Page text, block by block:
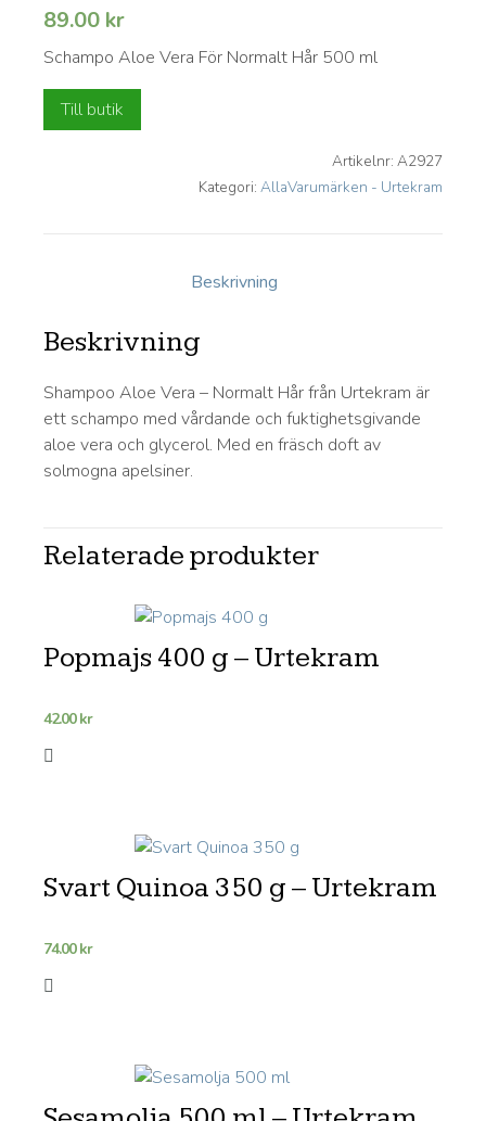
89.00 kr
Schampo Aloe Vera För Normalt Hår 500 ml
Till butik
Artikelnr: A2927
Kategori: AllaVarumärken - Urtekram
Beskrivning
Beskrivning
Shampoo Aloe Vera – Normalt Hår från Urtekram är
ett schampo med vårdande och fuktighetsgivande
aloe vera och glycerol. Med en fräsch doft av
solmogna apelsiner.
Relaterade produkter
Popmajs 400 g – Urtekram
42.00kr
Svart Quinoa 350 g – Urtekram
74.00kr